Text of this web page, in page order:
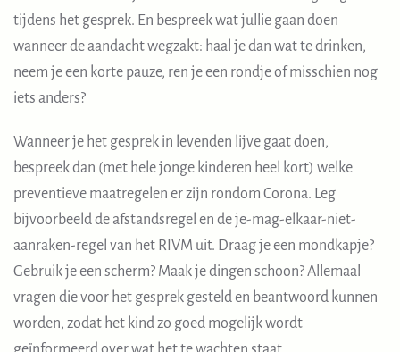
tijdens het gesprek. En bespreek wat jullie gaan doen
wanneer de aandacht wegzakt: haal je dan wat te drinken,
neem je een korte pauze, ren je een rondje of misschien nog
iets anders?
Wanneer je het gesprek in levenden lijve gaat doen,
bespreek dan (met hele jonge kinderen heel kort) welke
preventieve maatregelen er zijn rondom Corona. Leg
bijvoorbeeld de afstandsregel en de je-mag-elkaar-niet-
aanraken-regel van het RIVM uit. Draag je een mondkapje?
Gebruik je een scherm? Maak je dingen schoon? Allemaal
vragen die voor het gesprek gesteld en beantwoord kunnen
worden, zodat het kind zo goed mogelijk wordt